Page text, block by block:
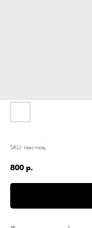
SKU: текстиль
800 р.